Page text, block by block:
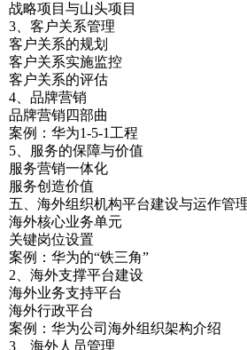
战略项目与山头项目
3、客户关系管理
客户关系的规划
客户关系实施监控
客户关系的评估
4、品牌营销
品牌营销四部曲
案例：华为1-5-1工程
5、服务的保障与价值
服务营销一体化
服务创造价值
五、海外组织机构平台建设与运作管
海外核心业务单元
关键岗位设置
案例：华为的“铁三角”
2、海外支撑平台建设
海外业务支持平台
海外行政平台
案例：华为公司海外组织架构介绍
3、海外人员管理